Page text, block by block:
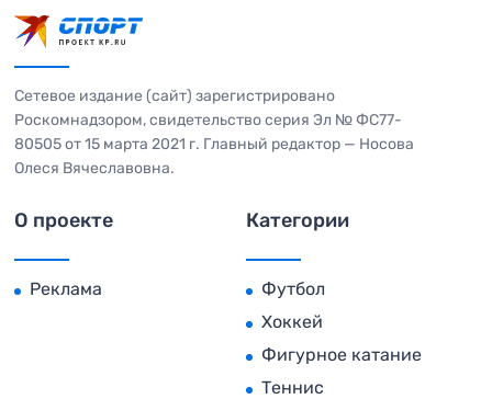
Сетевое издание (сайт) зарегистрировано
Роскомнадзором, свидетельство серия Эл № ФС77-
80505 от 15 марта 2021 г. Главный редактор — Носова
Олеся Вячеславовна.
О проекте
Реклама
Категории
Футбол
Хоккей
Фигурное катание
Теннис